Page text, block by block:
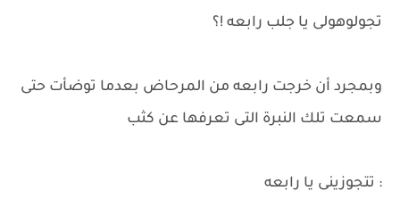
تجولوهولى يا جلب رابعه !؟
وبمجرد أن خرجت رابعه من المرحاض بعدما توضأت حتى
سمعت تلك النبرة التى تعرفها عن كثب
: تتجوزينى يا رابعه